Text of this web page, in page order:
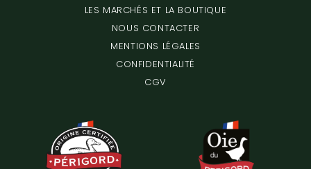
LES MARCHÉS ET LA BOUTIQUE
NOUS CONTACTER
MENTIONS LÉGALES
CONFIDENTIALITÉ
CGV